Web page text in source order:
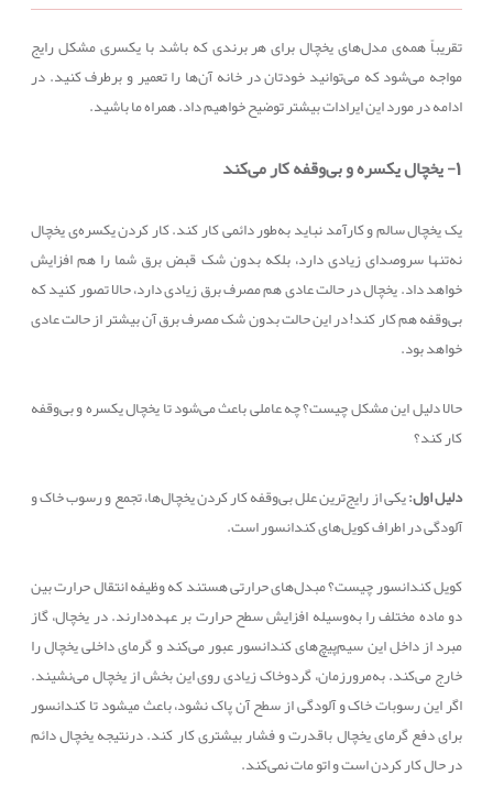
تقریباً همه‌ی مدل‌های یخچال برای هر برندی که باشد با یکسری مشکل رایج
مواجه می‌شود که می‌توانید خودتان در خانه آن‌ها را تعمیر و برطرف کنید. در
ادامه در مورد این ایرادات بیشتر توضیح خواهیم داد. همراه ما باشید.
1- یخچال یکسره و بی‌وقفه کار می‌کند
یک یخچال سالم و کارآمد نباید به‌طور دائمی کار کند. کار کردن یکسره‌ی یخچال
نه‌تنها سروصدای زیادی دارد، بلکه بدون شک قبض برق شما را هم افزایش
خواهد داد. یخچال در حالت عادی هم مصرف برق زیادی دارد، حالا تصور کنید که
بی‌وقفه هم کار کند! در این حالت بدون شک مصرف برق آن بیشتر از حالت عادی
خواهد بود.
حالا دلیل این مشکل چیست؟ چه عاملی باعث می‌شود تا یخچال یکسره و بی‌وقفه
کار کند؟
دلیل اول:یکی از رایج‌ترین علل بی‌وقفه کار کردن یخچال‌ها، تجمع و رسوب خاک و
آلودگی در اطراف کو‌یل‌های کندانسور است.
کویل کندانسور چیست؟ مبدل‌های حرارتی هستند که وظیفه انتقال حرارت بین
دو ماده مختلف را به‌وسیله افزایش سطح حرارت بر عهده‌دارند.در یخچال، گاز
مبرد از داخل این سیم‌پیچ‌های کندانسور عبور می‌کند و گرمای داخلی یخچال را
خارج می‌کند. به‌مرورزمان، گردوخاک زیادی روی این بخش از یخچال می‌نشیند.
اگر این رسوبات خاک و آلودگی از سطح آن پاک نشود، باعث می‎شود تا کندانسور
برای دفع گرمای یخچال باقدرت و فشار بیشتری کار کند. درنتیجه یخچال دائم
در حال کار کردن است و اتو مات نمی‌کند.